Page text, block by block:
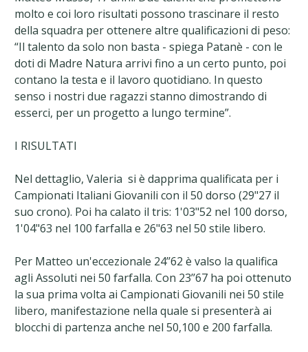
molto e coi loro risultati possono trascinare il resto
della squadra per ottenere altre qualificazioni di peso:
“Il talento da solo non basta - spiega Patanè - con le
doti di Madre Natura arrivi fino a un certo punto, poi
contano la testa e il lavoro quotidiano. In questo
senso i nostri due ragazzi stanno dimostrando di
esserci, per un progetto a lungo termine”.
I RISULTATI
Nel dettaglio, Valeria si è dapprima qualificata per i
Campionati Italiani Giovanili con il 50 dorso (29"27 il
suo crono). Poi ha calato il tris: 1'03"52 nel 100 dorso,
1'04"63 nel 100 farfalla e 26"63 nel 50 stile libero.
Per Matteo un'eccezionale 24’’62 è valso la qualifica
agli Assoluti nei 50 farfalla. Con 23’’67 ha poi ottenuto
la sua prima volta ai Campionati Giovanili nei 50 stile
libero, manifestazione nella quale si presenterà ai
blocchi di partenza anche nel 50,100 e 200 farfalla.